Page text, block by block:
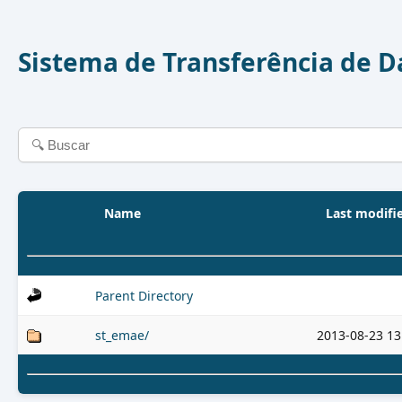
Sistema de Transferência de
Name Last
Parent Directory
st_emae/ 2013-08-23